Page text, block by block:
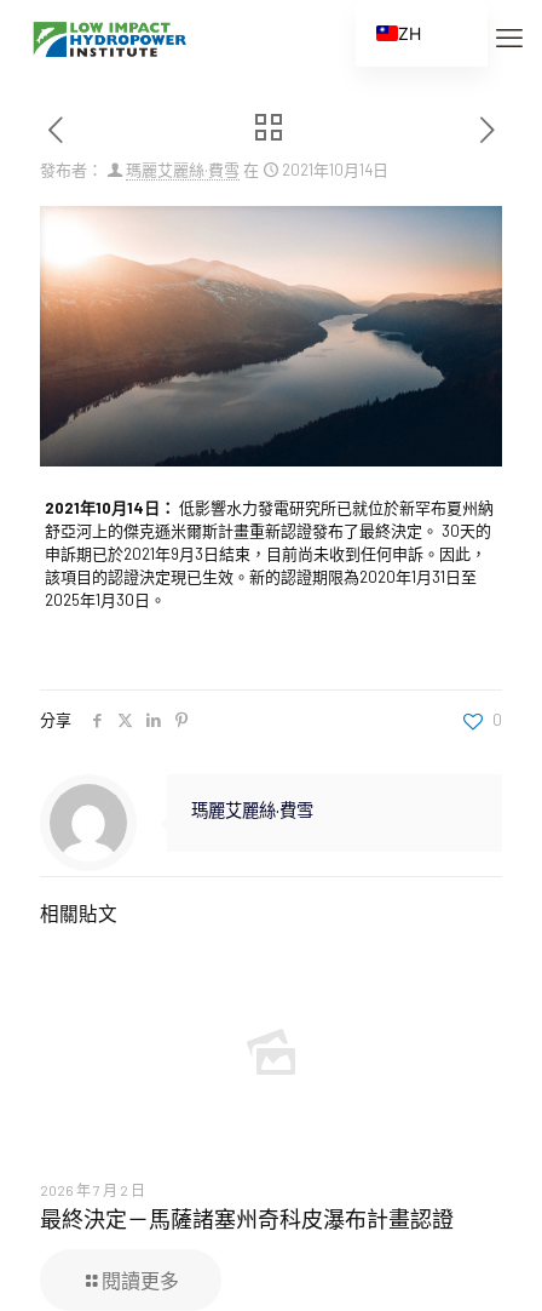
發布者： 瑪麗艾麗絲·費雪 在 2021年10月14日
2021年10月14日： 低影響水力發電研究所已就位於新罕布夏州納
舒亞河上的傑克遜米爾斯計畫重新認證發布了最終決定。 30天的
申訴期已於2021年9月3日結束，目前尚未收到任何申訴。因此，
該項目的認證決定現已生效。新的認證期限為2020年1月31日至
2025年1月30日。
分享 0
瑪麗艾麗絲·費雪
相關貼文
2026 年 7 月 2 日
最終決定－馬薩諸塞州奇科皮瀑布計畫認證
閱讀更多
ZH